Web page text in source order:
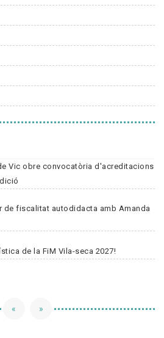
Vic obre convocatòria d'acreditacions
de fiscalitat autodidacta amb Amanda
de la FiM Vila-seca 2027!
« »